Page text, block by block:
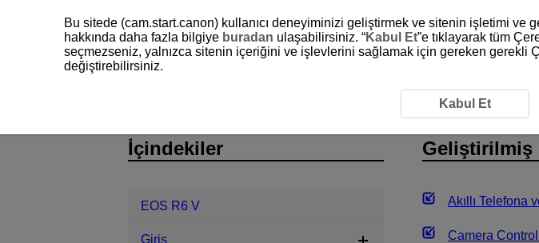
Geliştirilmiş
Akıllı Telefona
Camera
İçindekiler
EOS R6 V
Giriş
Bu sitede (cam.start.canon) kullanıcı deneyiminizi geliştirmek ve sitenin işletimi ve
hakkında daha fazla bilgiye buradan ulaşabilirsiniz. “Kabul Et”e tıklayarak tüm
seçmezseniz, yalnızca sitenin içeriğini ve işlevlerini sağlamak için gereken gerekli
değiştirebilirsiniz.
Kabul Et